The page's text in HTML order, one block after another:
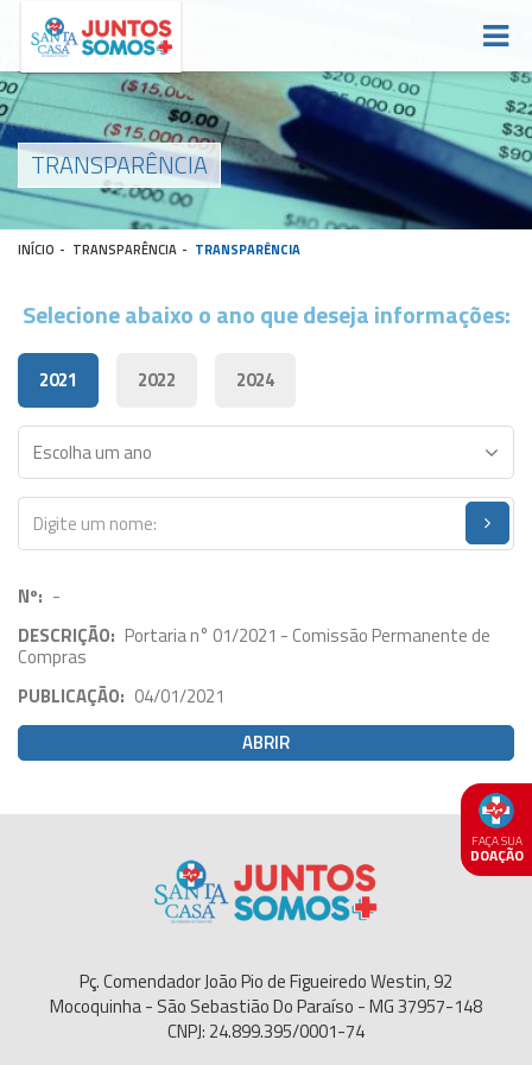
FAÇA SUA
DOAÇÃO
TRANSPARÊNCIA
INÍCIO - TRANSPARÊNCIA - TRANSPARÊNCIA
Selecione abaixo o ano que deseja informações:
2021 2022 2024
Nº: -
DESCRIÇÃO: Portaria n° 01/2021 - Comissão Permanente de
Compras
PUBLICAÇÃO: 04/01/2021
ABRIR
Pç. Comendador João Pio de Figueiredo Westin, 92
Mocoquinha - São Sebastião Do Paraíso - MG 37957-148
CNPJ: 24.899.395/0001-74